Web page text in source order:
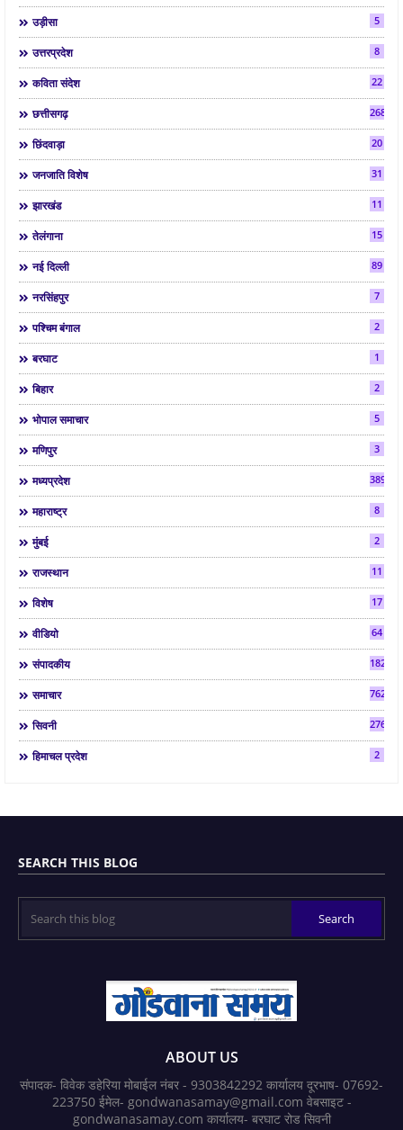
उड़ीसा 5
उत्तरप्रदेश 8
कविता संदेश 22
छत्तीसगढ़ 268
छिंदवाड़ा 20
जनजाति विशेष 31
झारखंड 11
तेलंगाना 15
नई दिल्ली 89
नरसिंहपुर 7
पश्चिम बंगाल 2
बरघाट 1
बिहार 2
भोपाल समाचार 5
मणिपुर 3
मध्यप्रदेश 3892
महाराष्ट्र 8
मुंबई 2
राजस्थान 11
विशेष 17
वीडियो 64
संपादकीय 182
समाचार 7624
सिवनी 2763
हिमाचल प्रदेश 2
SEARCH THIS BLOG
ABOUT US
संपादक- विवेक डहेरिया मोबाईल नंबर - 9303842292 कार्यालय दूरभाष- 07692-
223750 ईमेल- gondwanasamay@gmail.com वेबसाइट -
gondwanasamay.com कार्यालय- बरघाट रोड सिवनी